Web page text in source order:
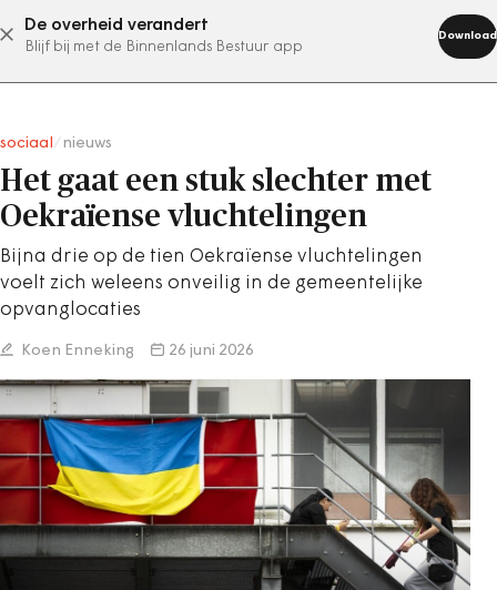
De overheid verandert
Blijf bij met de Binnenlands Bestuur app
Download
abonneer nu
sociaal nieuws
Het gaat een stuk slechter met
Oekraïense vluchtelingen
Bijna drie op de tien Oekraïense vluchtelingen
voelt zich weleens onveilig in de gemeentelijke
opvanglocaties
Koen Enneking 26 juni 2026